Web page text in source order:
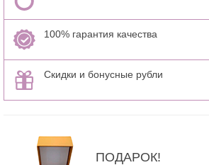
100% гарантия качества
Скидки и бонусные рубли
ПОДАРОК!